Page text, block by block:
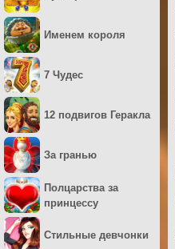
Именем короля
7 Чудес
12 подвигов Геракла
За гранью
Полцарства за
принцессу
Стильные девчонки